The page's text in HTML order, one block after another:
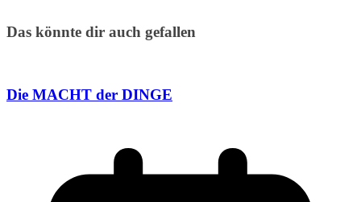
Das könnte dir auch gefallen
Die MACHT der DINGE